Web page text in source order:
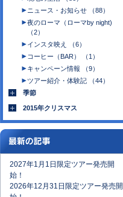
ニュース・お知らせ （88）
夜のローマ（ローマby night)
（2）
インスタ映え （6）
コーヒー（BAR） （1）
キャンペーン情報 （9）
ツアー紹介・体験記 （44）
季節
2015年クリスマス
2027年1月1日限定ツアー発売開
始！
2026年12月31日限定ツアー発売開